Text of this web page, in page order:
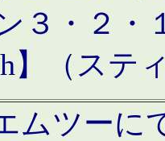
３・２
】（ステ
ムツーに